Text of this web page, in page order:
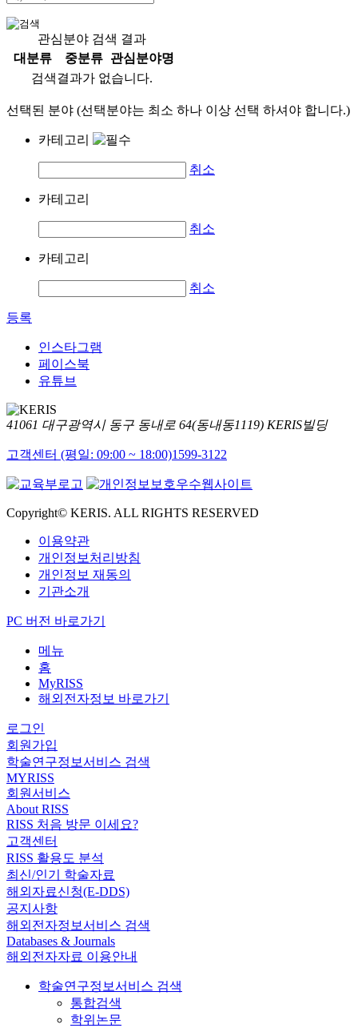
관심분야 검색 결과
대분류
중분류
관심분야명
검색결과가 없습니다.
선택된 분야 (선택분야는 최소 하나 이상 선택 하셔야 합니다.)
카테고리
취소
카테고리
취소
카테고리
취소
등록
인스타그램
페이스북
유튜브
41061 대구광역시 동구 동내로 64(동내동1119) KERIS빌딩
고객센터 (평일: 09:00 ~ 18:00)1599-3122
Copyright© KERIS. ALL RIGHTS RESERVED
이용약관
개인정보처리방침
개인정보 재동의
기관소개
PC 버전 바로가기
메뉴
홈
MyRISS
해외전자정보 바로가기
로그인
회원가입
학술연구정보서비스 검색
MYRISS
회원서비스
About RISS
RISS 처음 방문 이세요?
고객센터
RISS 활용도 분석
최신/인기 학술자료
해외자료신청(E-DDS)
공지사항
해외전자정보서비스 검색
Databases & Journals
해외전자자료 이용안내
학술연구정보서비스 검색
통합검색
학위논문